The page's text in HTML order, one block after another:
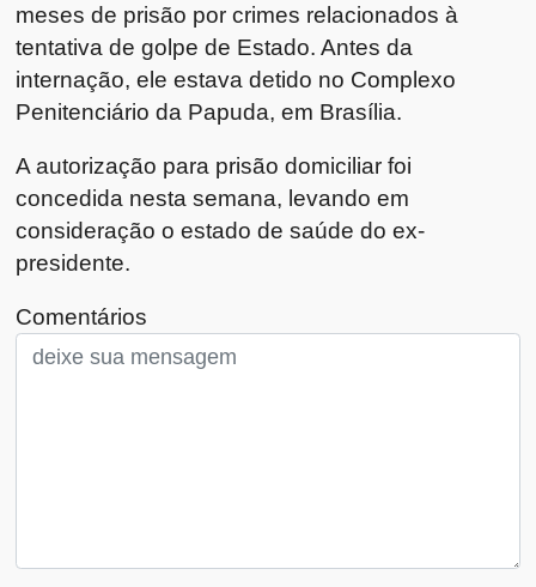
meses de prisão por crimes relacionados à
tentativa de golpe de Estado. Antes da
internação, ele estava detido no Complexo
Penitenciário da Papuda, em Brasília.
A autorização para prisão domiciliar foi
concedida nesta semana, levando em
consideração o estado de saúde do ex-
presidente.
Comentários